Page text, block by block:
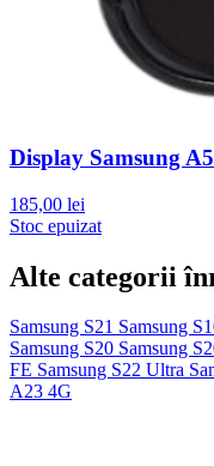
Display Samsung
185,00 lei
Stoc epuizat
Alte categorii
Samsung S21 Samsung
Samsung S20 Samsung
FE Samsung S22 Ultra
A23 4G